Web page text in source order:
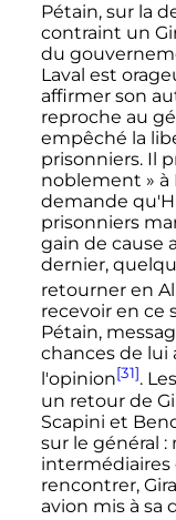
Pétain, sur la
contraint un
du
Laval est
affirmer son
reproche au
empêché la
prisonniers. Il
noblement » à
demande
prisonniers
gain de cause
dernier,
retourner en
recevoir en ce
Pétain,
chances de lui
l'opinion[31].
un retour de
Scapini et
sur le général :
intermédiaires
rencontrer,
avion mis à sa